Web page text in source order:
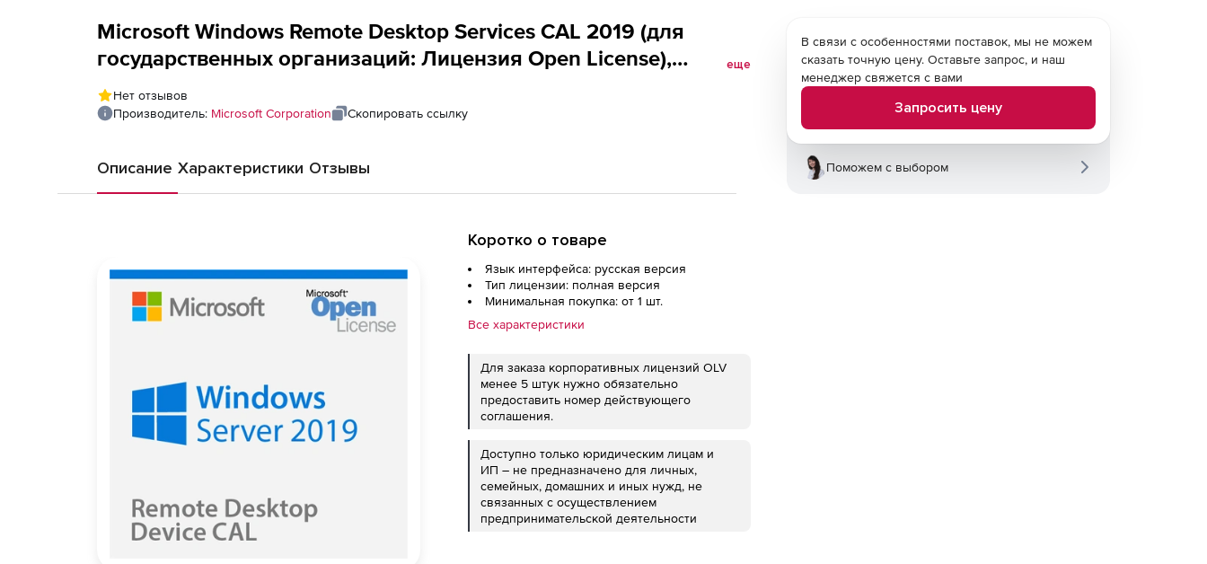
Microsoft Windows Remote Desktop Services CAL 2019 (для
государственных организаций: Лицензия Open License),
Russian OLP B Gov User
еще
Нет отзывов
Производитель: Microsoft Corporation Скопировать ссылку
Описание Характеристики Отзывы
Коротко о товаре
Язык интерфейса: русская версия
Тип лицензии: полная версия
Минимальная покупка: от 1 шт.
Все характеристики
Для заказа корпоративных лицензий OLV
менее 5 штук нужно обязательно
предоставить номер действующего
соглашения.
Доступно только юридическим лицам и
ИП – не предназначено для личных,
семейных, домашних и иных нужд, не
связанных с осуществлением
предпринимательской деятельности
В связи с особенностями поставок, мы не можем
сказать точную цену. Оставьте запрос, и наш
менеджер свяжется с вами
Запросить цену
Поможем с выбором